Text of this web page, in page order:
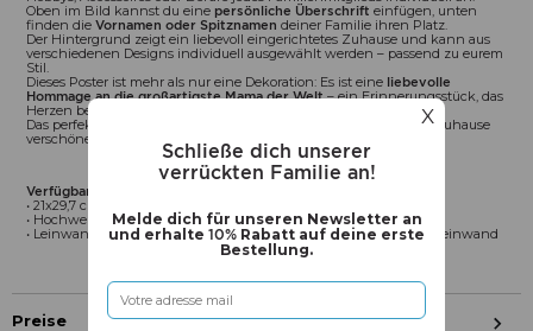
X
Schließe dich unserer
verrückten Familie an!
Melde dich für unseren Newsletter an
und erhalte 10% Rabatt auf deine erste
Bestellung.
Oben im Bild kannst du eine persönliche Überschrift einfügen, unten
finden die Vornamen oder Spitznamen deiner Familie ihren Platz.
Der Hintergrund zeigt ein liebevoll eingerichtetes Zuhause und kann aus
verschiedenen Designs individuell ausgewählt werden – passend zu eurem
Stil.
Dieses Poster ist mehr als nur eine Dekoration: Es ist eine liebevolle
Hommage an die großartigste Mama der Welt– ein Erinnerungsstück, das
Herzen berührt.
Das perfekte, persönliche Geschenk für den Muttertag, das jedes Zuhause
verschönert und Freude bringt.
Verfügbare Formate:
• 21x29,7 cm, 30x40 cm oder 40x60 cm
• Hochwertiger Druck, mit oder ohne Rahmen
• Leinwandformat: 50x70 cm, auf hochwertig bedruckter Canvas-Leinwand
Preise